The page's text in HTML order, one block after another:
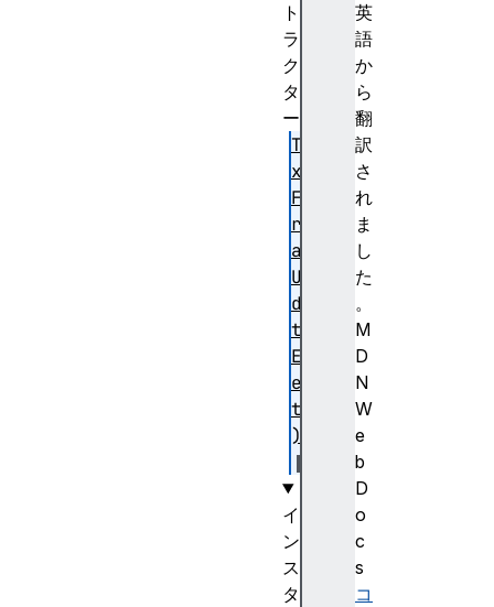
英
語
か
ら
翻
訳
さ
れ
ま
し
た
。
M
D
N
W
e
b
D
o
c
s
コ
ト
ラ
ク
タ
ー
Te
xt
Fo
rm
at
Up
da
te
Ev
en
t(
)
イ
ン
ス
タ